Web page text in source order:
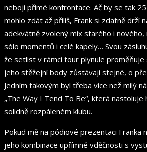
nebojí přímé konfrontace. Ač by se tak
mohlo zdát až příliš, Frank si zdatně drží
adekvátně zvolený mix starého i nového,
sólo momentů i celé kapely… Svou
že setlist v rámci tour plynule proměňuje
jeho stěžejní body zůstávají stejné, o
Jedním takovým byl třeba více než milý
„The Way I Tend To Be“, která nastoluje
solidně rozpáleném klubu.
Pokud mě na pódiové prezentaci Franka
jeho kombinace upřímné vděčnosti s